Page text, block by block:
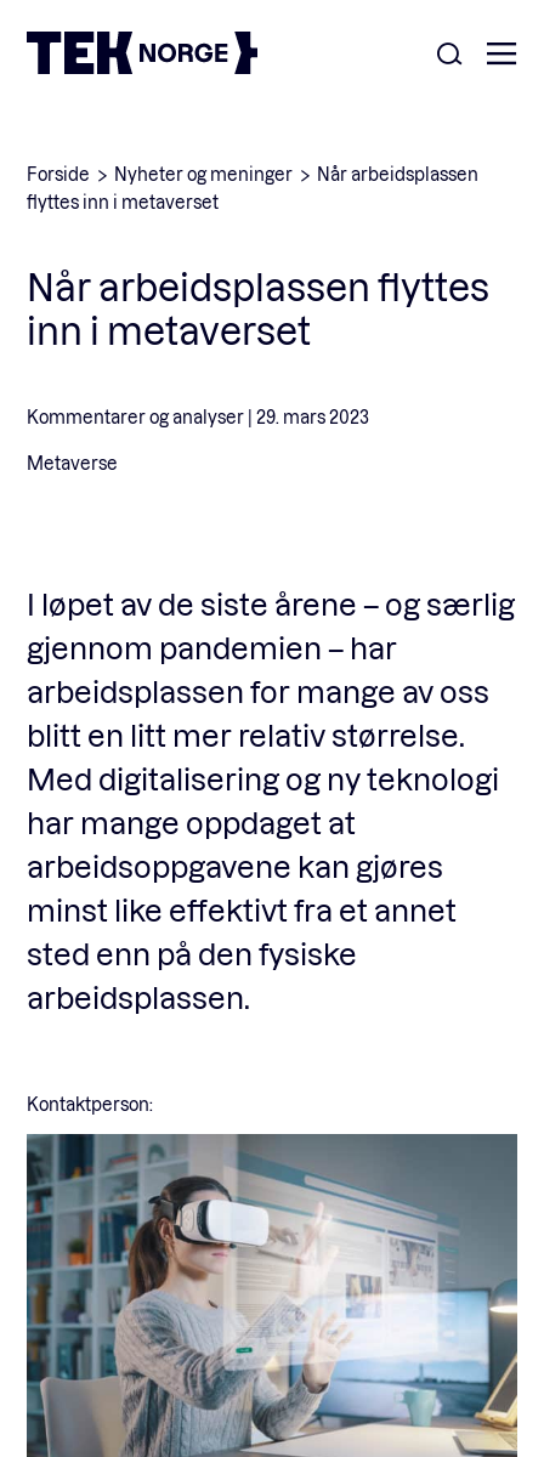
Om oss
Medlemskap
Nyheter
Møteplasser
Kontakt
English
POPULÆRE SØK:
Medlemskap
Fagforum
Arrangementer
Standardavtaler
Nyheter og meninger
Rapporter
Forside Nyheter og meninger
Når arbeidsplassen
flyttes inn i metaverset
Når arbeidsplassen flyttes
inn i metaverset
Kommentarer og analyser | 29. mars 2023
Metaverse
I løpet av de siste årene – og særlig
gjennom pandemien – har
arbeidsplassen for mange av oss
blitt en litt mer relativ størrelse.
Med digitalisering og ny teknologi
har mange oppdaget at
arbeidsoppgavene kan gjøres
minst like effektivt fra et annet
sted enn på den fysiske
arbeidsplassen.
Kontaktperson: